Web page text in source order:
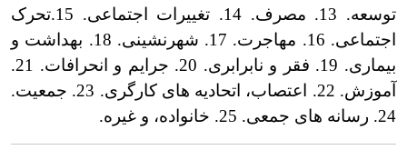
توسعه. 13. مصرف. 14. تغییرات اجتماعی. 15.تحرک
اجتماعی. 16. مهاجرت. 17. شهرنشینی. 18. بهداشت و
بیماری. 19. فقر و نابرابری. 20. جرایم و انحرافات. 21.
آموزش. 22. اعتصاب، اتحادیه های کارگری. 23. جمعیت.
24. رسانه های جمعی. 25. خانواده، و غیره.